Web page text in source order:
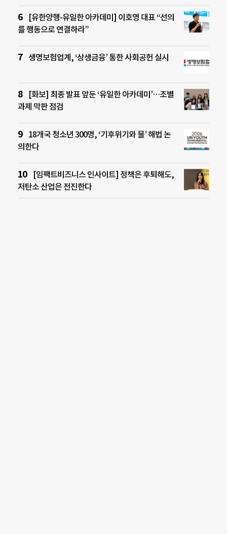
[유한양행-유일한 아카데미] 이호영 대표 “선의
를 행동으로 연결하라”
생명보험업계, ‘상생금융’ 통한 사회공헌 실시
[화보] 최종 발표 앞둔 ‘유일한 아카데미’…조별
과제 막판 점검
18개국 청소년 300명, ‘기후위기와 물’ 해법 논
의한다
[임팩트비즈니스 인사이트] 정책은 후퇴해도,
저탄소 산업은 전진한다